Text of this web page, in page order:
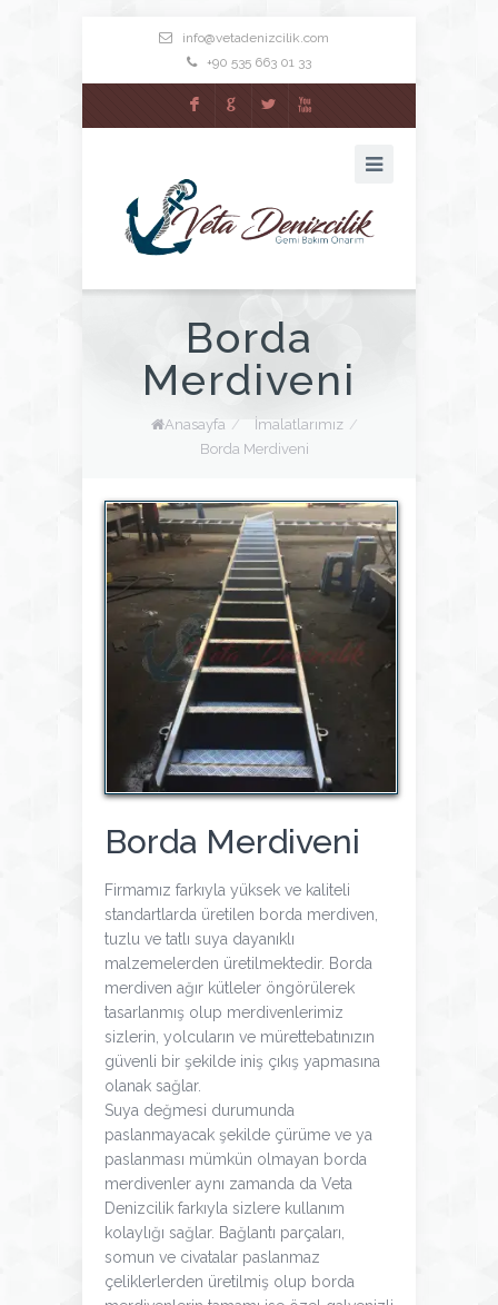
info@vetadenizcilik.com
+90 535 663 01 33
F G L X
Borda
Merdiveni
Anasayfa / İmalatlarımız /
Borda Merdiveni
Borda Merdiveni
Firmamız farkıyla yüksek ve kaliteli
standartlarda üretilen borda merdiven,
tuzlu ve tatlı suya dayanıklı
malzemelerden üretilmektedir. Borda
merdiven ağır kütleler öngörülerek
tasarlanmış olup merdivenlerimiz
sizlerin, yolcuların ve mürettebatınızın
güvenli bir şekilde iniş çıkış yapmasına
olanak sağlar.
Suya değmesi durumunda
paslanmayacak şekilde çürüme ve ya
paslanması mümkün olmayan borda
merdivenler aynı zamanda da Veta
Denizcilik farkıyla sizlere kullanım
kolaylığı sağlar. Bağlantı parçaları,
somun ve civatalar paslanmaz
çeliklerlerden üretilmiş olup borda